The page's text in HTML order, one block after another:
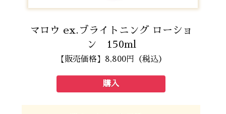
マロウ ex.ブライトニング ローショ
ン 150ml
【販売価格】8,800円（税込）
購入